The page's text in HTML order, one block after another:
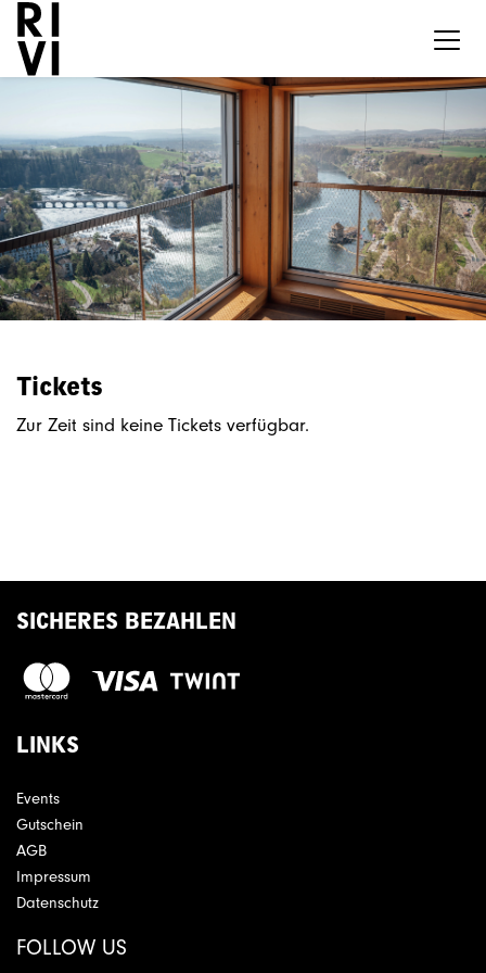
Tickets
Zur Zeit sind keine Tickets verfügbar.
SICHERES BEZAHLEN
LINKS
Events
Gutschein
AGB
Impressum
Datenschutz
FOLLOW US